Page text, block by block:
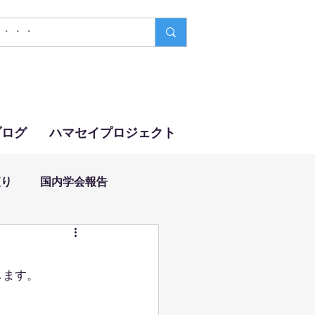
グ ハマセイプロジェクト
国内学会報告
す。